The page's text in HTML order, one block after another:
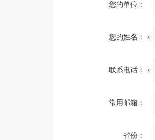
您的单位：
您的姓名：
联系电话：
常用邮箱：
省份：